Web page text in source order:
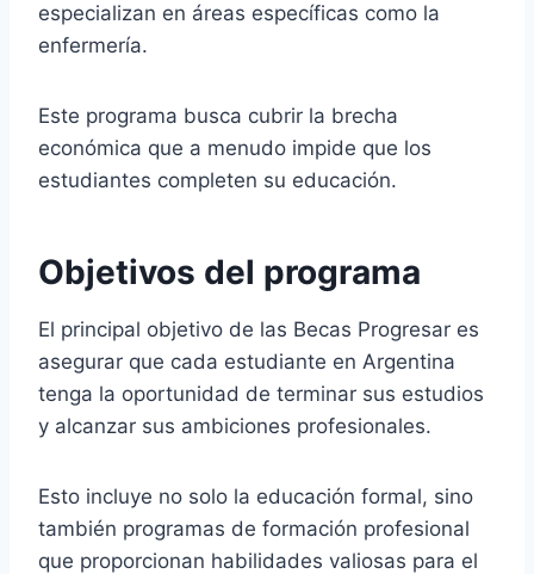
especializan en áreas específicas como la
enfermería.
Este programa busca cubrir la brecha
económica que a menudo impide que los
estudiantes completen su educación.
Objetivos del programa
El principal objetivo de las Becas Progresar es
asegurar que cada estudiante en Argentina
tenga la oportunidad de terminar sus estudios
y alcanzar sus ambiciones profesionales.
Esto incluye no solo la educación formal, sino
también programas de formación profesional
que proporcionan habilidades valiosas para el